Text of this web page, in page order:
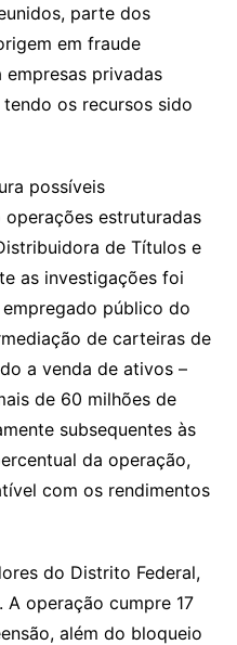
parte dos
em fraude
privadas
os recursos sido
possíveis
estruturadas
de Títulos e
as investigações foi
público do
de carteiras de
a venda de ativos –
de 60 milhões de
subsequentes às
da operação,
com os rendimentos
do Distrito Federal,
A operação cumpre 17
além do bloqueio